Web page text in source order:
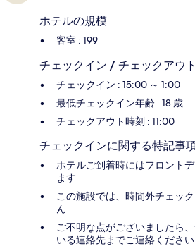
ホテルの規模
客室 : 199
チェックイン / チェックアウト
チェックイン : 15:00 ～ 1:00
最低チェックイン年齢 : 18 歳
チェックアウト時刻 : 11:00
チェックインに関する特記事
ホテルご到着時にはフロント
ます
この施設では、時間外チェッ
ん
ご不明な点がございましたら
いる連絡先までご連絡ください